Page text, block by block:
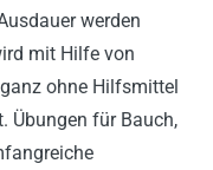
werden
mit Hilfe von
ohne Hilfsmittel
Übungen für Bauch,